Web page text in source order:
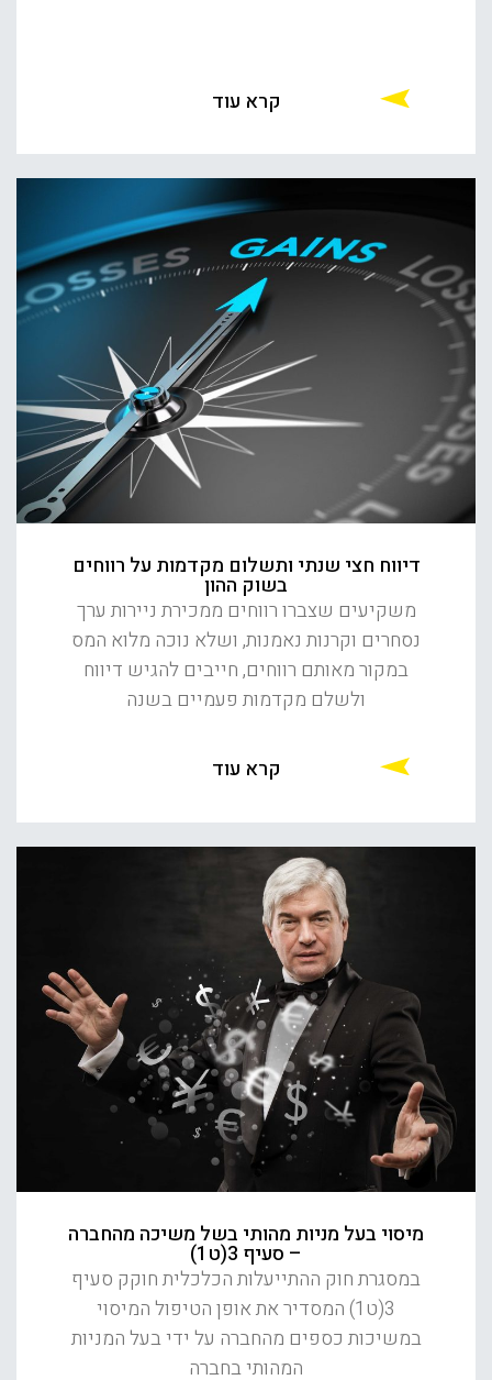
קרא עוד
דיווח חצי שנתי ותשלום מקדמות על רווחים
בשוק ההון
משקיעים שצברו רווחים ממכירת ניירות ערך
נסחרים וקרנות נאמנות, ושלא נוכה מלוא המס
במקור מאותם רווחים, חייבים להגיש דיווח
ולשלם מקדמות פעמיים בשנה
קרא עוד
מיסוי בעל מניות מהותי בשל משיכה מהחברה
– סעיף 3(ט1)
במסגרת חוק ההתייעלות הכלכלית חוקק סעיף
3(ט1) המסדיר את אופן הטיפול המיסוי
במשיכות כספים מהחברה על ידי בעל המניות
המהותי בחברה